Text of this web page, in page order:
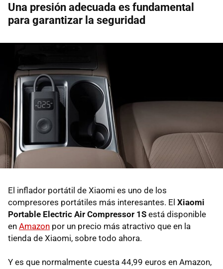
Una presión adecuada es fundamental
para garantizar la seguridad
El inflador portátil de Xiaomi es uno de los
compresores portátiles más interesantes. El Xiaomi
Portable Electric Air Compressor 1S está disponible
en Amazon por un precio más atractivo que en la
tienda de Xiaomi, sobre todo ahora.
Y es que normalmente cuesta 44,99 euros en Amazon,